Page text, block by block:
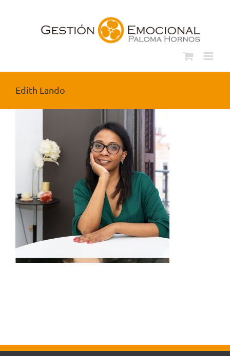
Edith Lando